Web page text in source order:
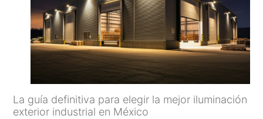
La guía definitiva para elegir la mejor iluminación
exterior industrial en México